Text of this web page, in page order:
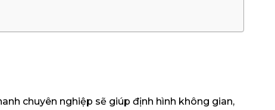
chuyên nghiệp sẽ giúp định hình không gian,